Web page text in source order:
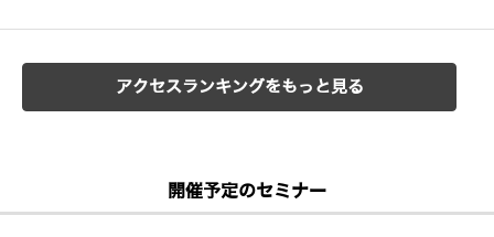
アクセスランキングをもっと見る
開催予定のセミナー